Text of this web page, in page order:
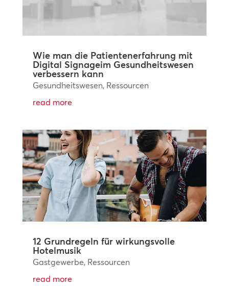
Wie man die Patientenerfahrung mit
Digital Signageim Gesundheitswesen
verbessern kann
Gesundheitswesen, Ressourcen
read more
12 Grundregeln für wirkungsvolle
Hotelmusik
Gastgewerbe, Ressourcen
read more